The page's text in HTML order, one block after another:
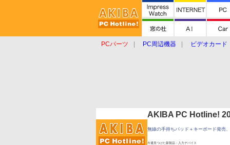
PCパーツ PC周辺機器
ビデオカード
AKIBA PC Hotline!
無線の手持ちパッド＋キーボード発売
今週見つけた新製品：入力デバイス